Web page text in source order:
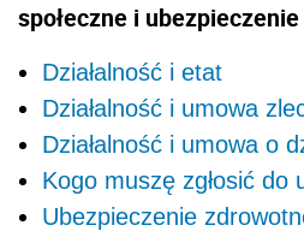
społeczne i
Działalność i etat
Działalność i umowa
Działalność i umowa o
Kogo muszę zgłosić do
Ubezpieczenie